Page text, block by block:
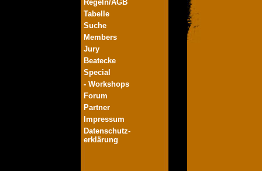
Regeln/AGB
Tabelle
Suche
Members
Jury
Beatecke
Special
- Workshops
Forum
Partner
Impressum
Datenschutz-
erklärung